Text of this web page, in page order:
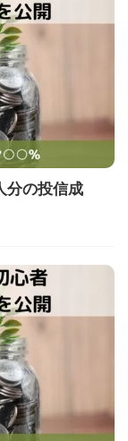
分の投信成